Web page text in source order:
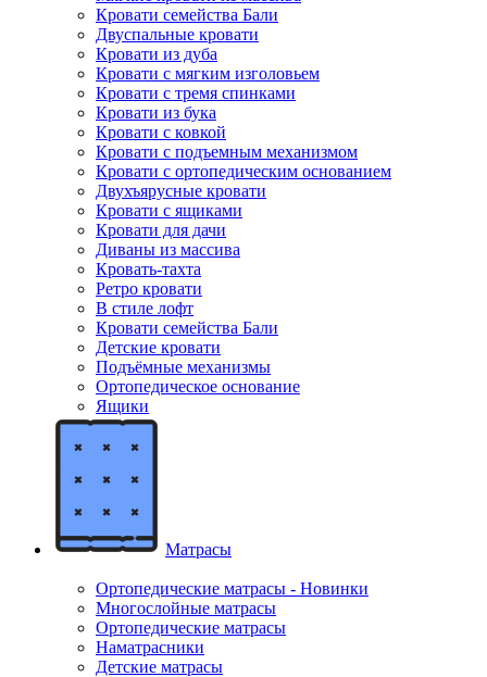
Кровати семейства Бали
Двуспальные кровати
Кровати из дуба
Кровати с мягким изголовьем
Кровати с тремя спинками
Кровати из бука
Кровати с ковкой
Кровати с подъемным механизмом
Кровати с ортопедическим основанием
Двухъярусные кровати
Кровати с ящиками
Кровати для дачи
Диваны из массива
Кровать-тахта
Ретро кровати
В стиле лофт
Кровати семейства Бали
Детские кровати
Подъёмные механизмы
Ортопедическое основание
Ящики
Матрасы
Ортопедические матрасы - Новинки
Многослойные матрасы
Ортопедические матрасы
Наматрасники
Детские матрасы